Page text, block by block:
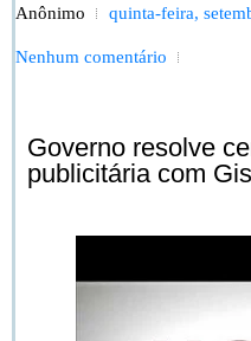
Anônimo quinta-feira,
Nenhum comentário
Governo resolve
publicitária com